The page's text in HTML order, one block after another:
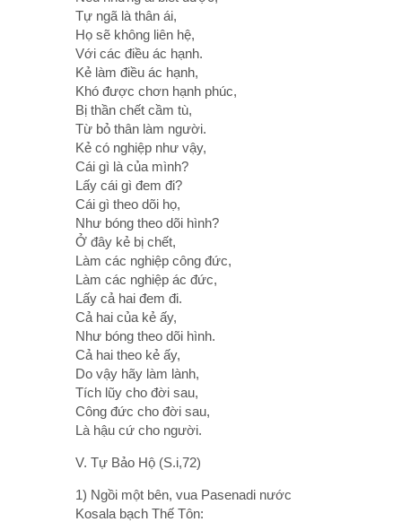
Tự ngã là thân ái,
Họ sẽ không liên hệ,
Với các điều ác hạnh.
Kẻ làm điều ác hạnh,
Khó được chơn hạnh phúc,
Bị thần chết cầm tù,
Từ bỏ thân làm người.
Kẻ có nghiệp như vậy,
Cái gì là của mình?
Lấy cái gì đem đi?
Cái gì theo dõi họ,
Như bóng theo dõi hình?
Ở đây kẻ bị chết,
Làm các nghiệp công đức,
Làm các nghiệp ác đức,
Lấy cả hai đem đi.
Cả hai của kẻ ấy,
Như bóng theo dõi hình.
Cả hai theo kẻ ấy,
Do vậy hãy làm lành,
Tích lũy cho đời sau,
Công đức cho đời sau,
Là hậu cứ cho người.
V. Tự Bảo Hộ (S.i,72)
1) Ngồi một bên, vua Pasenadi nước
Kosala bạch Thế Tôn: